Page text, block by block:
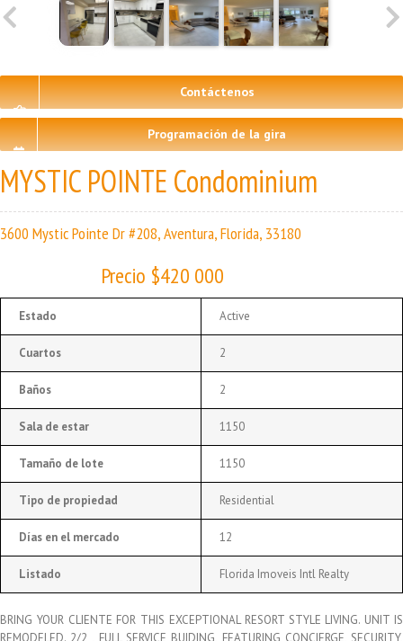
Contáctenos
Programación de la gira
MYSTIC POINTE Condominium
3600 Mystic Pointe Dr #208, Aventura, Florida, 33180
Precio $420 000
Estado Active
Cuartos 2
Baños 2
Sala de estar 1150
Tamaño de lote 1150
Tipo de propiedad Residential
Días en el mercado 12
Listado Florida Imoveis Intl Realty
BRING YOUR CLIENTE FOR THIS EXCEPTIONAL RESORT STYLE LIVING. UNIT IS
REMODELED. 2/2 , FULL SERVICE BUIDING, FEATURING CONCIERGE, SECURITY,